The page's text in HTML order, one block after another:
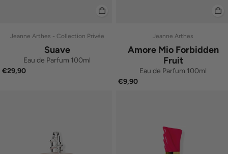
Jeanne Arthes - Collection Privée
Suave
Eau de Parfum 100ml
€29,90
Jeanne Arthes
Amore Mio Forbidden
Fruit
Eau de Parfum 100ml
€9,90